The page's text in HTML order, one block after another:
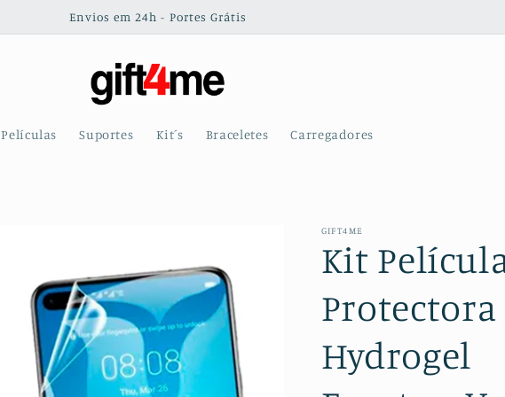
Envios em 24h - Portes Grátis
Películas Suportes Kit´s Braceletes Carregadores
GIFT4ME
Kit
Protectora
Hydrogel